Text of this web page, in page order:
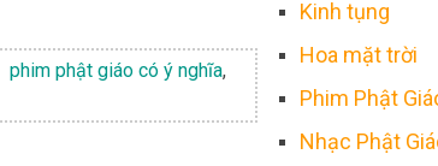
phim phật giáo có ý nghĩa,
Kinh tụng
Hoa mặt trời
Phim Phật
Nhạc Phật